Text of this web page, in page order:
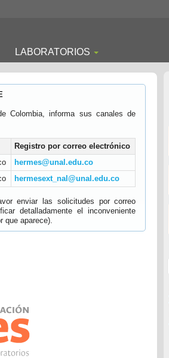
LABORATORIOS
Colombia, informa sus canales de
Registro por correo electrónico
hermes@unal.edu.co
hermesext_nal@unal.edu.co
enviar las solicitudes por correo
detalladamente el inconveniente
que aparece).